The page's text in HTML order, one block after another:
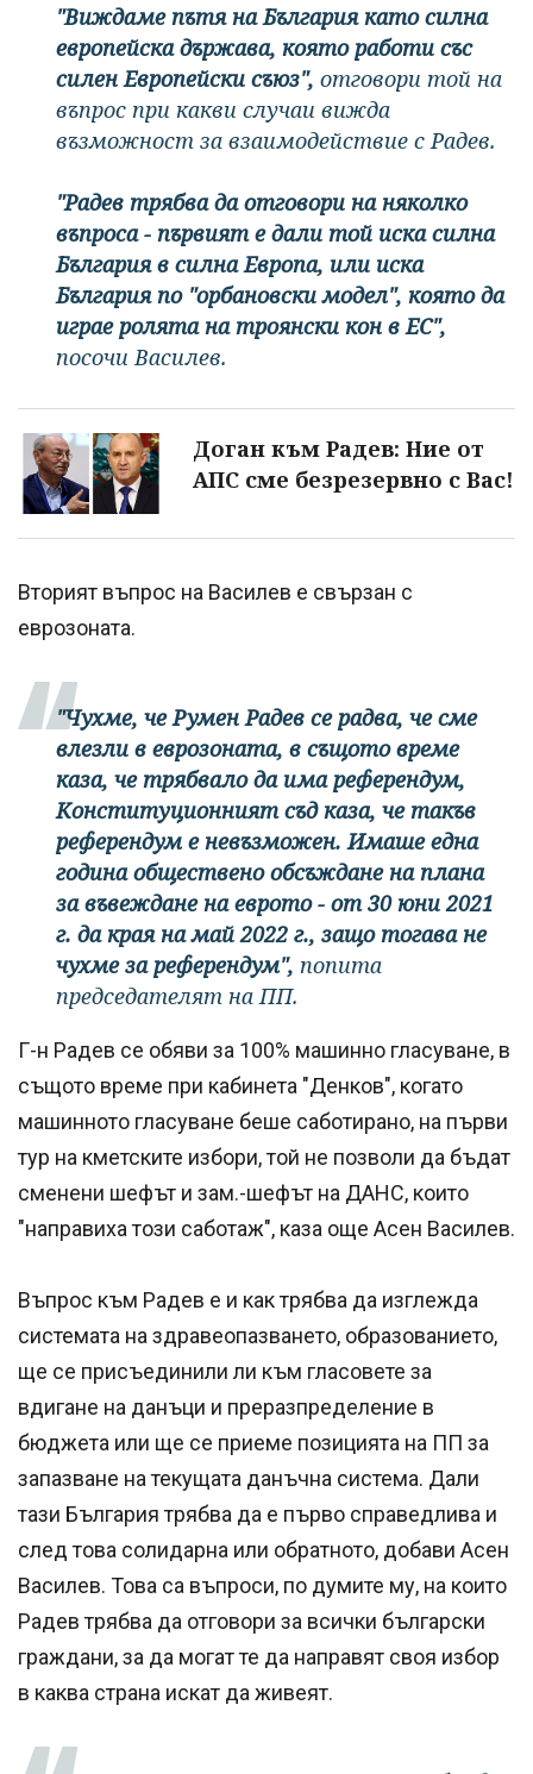
"Виждаме пътя на България като силна
европейска държава, която работи със
силен Европейски съюз", отговори той на
въпрос при какви случаи вижда
възможност за взаимодействие с Радев.
"Радев трябва да отговори на няколко
въпроса - първият е дали той иска силна
България в силна Европа, или иска
България по "орбановски модел", която да
играе ролята на троянски кон в ЕС",
посочи Василев.
Доган към Радев: Ние от
АПС сме безрезервно с Вас!
Вторият въпрос на Василев е свързан с
еврозоната.
"Чухме, че Румен Радев се радва, че сме
влезли в еврозоната, в същото време
каза, че трябвало да има референдум,
Конституционният съд каза, че такъв
референдум е невъзможен. Имаше една
година обществено обсъждане на плана
за въвеждане на еврото - от 30 юни 2021
г. да края на май 2022 г., защо тогава не
чухме за референдум", попита
председателят на ПП.
Г-н Радев се обяви за 100% машинно гласуване, в
същото време при кабинета "Денков", когато
машинното гласуване беше саботирано, на първи
тур на кметските избори, той не позволи да бъдат
сменени шефът и зам.-шефът на ДАНС, които
"направиха този саботаж", каза още Асен Василев.
Въпрос към Радев е и как трябва да изглежда
системата на здравеопазването, образованието,
ще се присъединили ли към гласовете за
вдигане на данъци и преразпределение в
бюджета или ще се приеме позицията на ПП за
запазване на текущата данъчна система. Дали
тази България трябва да е първо справедлива и
след това солидарна или обратното, добави Асен
Василев. Това са въпроси, по думите му, на които
Радев трябва да отговори за всички български
граждани, за да могат те да направят своя избор
в каква страна искат да живеят.